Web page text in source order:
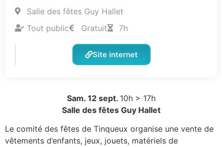
Salle des fêtes Guy Hallet
Tout public
Gratuit 7h
Site internet
Sam. 12 sept. 10h > 17h
Salle des fêtes Guy Hallet
Le comité des fêtes de Tinqueux organise une vente de
vêtements d’enfants, jeux, jouets, matériels de